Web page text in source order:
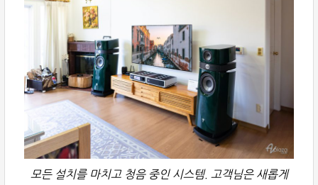
모든 설치를 마치고 청음 중인 시스템. 고객님은 새롭게